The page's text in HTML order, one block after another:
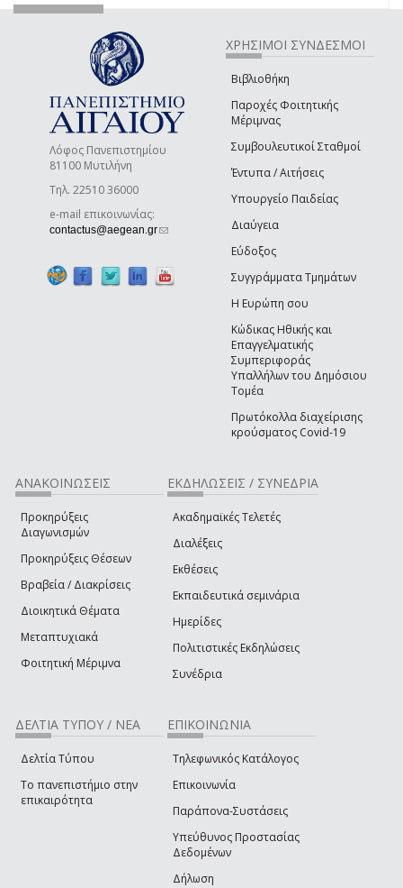
Λόφος Πανεπιστημίου
81100 Μυτιλήνη
Τηλ. 22510 36000
e-mail επικοινωνίας:
contactus@aegean.gr(link sends e-mail)
ΧΡΗΣΙΜΟΙ ΣΥΝΔΕΣΜΟΙ
Βιβλιοθήκη
Παροχές Φοιτητικής
Μέριμνας
Συμβουλευτικοί Σταθμοί
Έντυπα / Αιτήσεις
Υπουργείο Παιδείας
Διαύγεια
Εύδοξος
Συγγράμματα Τμημάτων
Η Ευρώπη σου
Κώδικας Ηθικής και
Επαγγελματικής
Συμπεριφοράς
Υπαλλήλων του Δημόσιου
Τομέα
Πρωτόκολλα διαχείρισης
κρούσματος Covid-19
ΑΝΑΚΟΙΝΩΣΕΙΣ
Προκηρύξεις
Διαγωνισμών
Προκηρύξεις Θέσεων
Βραβεία / Διακρίσεις
Διοικητικά Θέματα
Μεταπτυχιακά
Φοιτητική Μέριμνα
ΕΚΔΗΛΩΣΕΙΣ / ΣΥΝΕΔΡΙΑ
Ακαδημαϊκές Τελετές
Διαλέξεις
Εκθέσεις
Εκπαιδευτικά σεμινάρια
Ημερίδες
Πολιτιστικές Εκδηλώσεις
Συνέδρια
ΔΕΛΤΙΑ ΤΥΠΟΥ / ΝΕΑ
Δελτία Τύπου
Το πανεπιστήμιο στην
επικαιρότητα
ΕΠΙΚΟΙΝΩΝΙΑ
Τηλεφωνικός Κατάλογος
Επικοινωνία
Παράπονα-Συστάσεις
Υπεύθυνος Προστασίας
Δεδομένων
Δήλωση